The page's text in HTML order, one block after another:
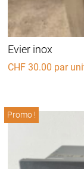
Evier inox
CHF 30.00 par
Promo !